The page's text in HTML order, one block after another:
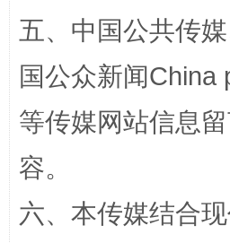
五、中国公共传
国公众新闻China
等传媒网站信息
容。
六、本传媒结合